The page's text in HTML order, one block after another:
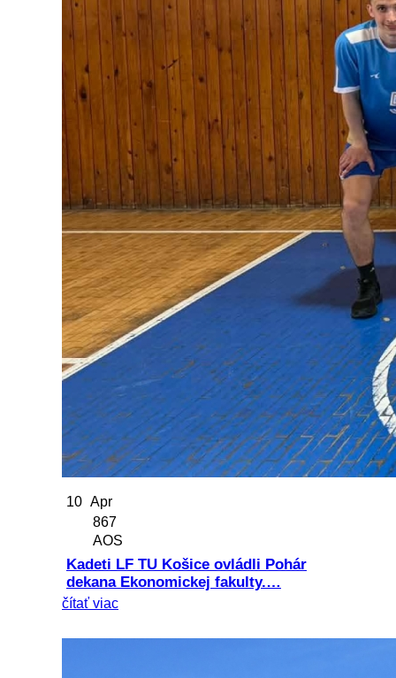
10 Apr
867
AOS
Kadeti LF TU Košice ovládli Pohár
dekana Ekonomickej fakulty.…
čítať viac